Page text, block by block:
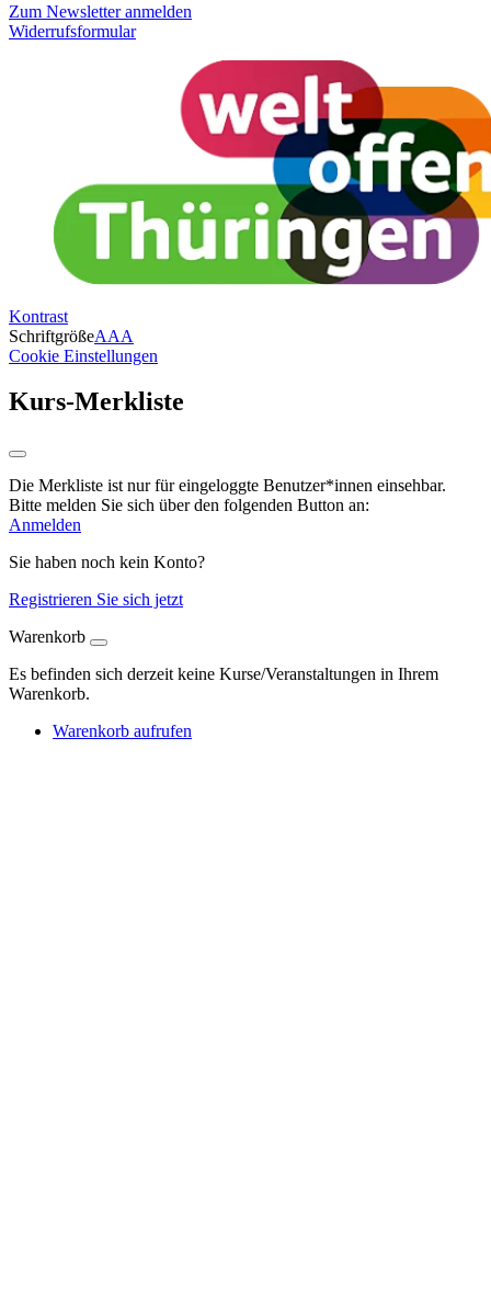
Zum Newsletter anmelden
Widerrufsformular
Kontrast
SchriftgrößeAAA
Cookie Einstellungen
Kurs-Merkliste
Die Merkliste ist nur für eingeloggte Benutzer*innen einsehbar.
Bitte melden Sie sich über den folgenden Button an:
Anmelden
Sie haben noch kein Konto?
Registrieren Sie sich jetzt
Warenkorb
Es befinden sich derzeit keine Kurse/Veranstaltungen in Ihrem
Warenkorb.
Warenkorb aufrufen